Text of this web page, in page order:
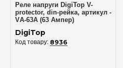
Реле напруги DigiTop V-
protector, din-рейка, артикул -
VА-63A (63 Ампер)
DigiTop
8936